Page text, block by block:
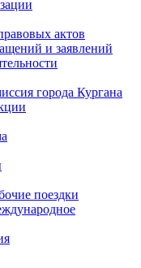
актов
и заявлений
города Кургана
поездки